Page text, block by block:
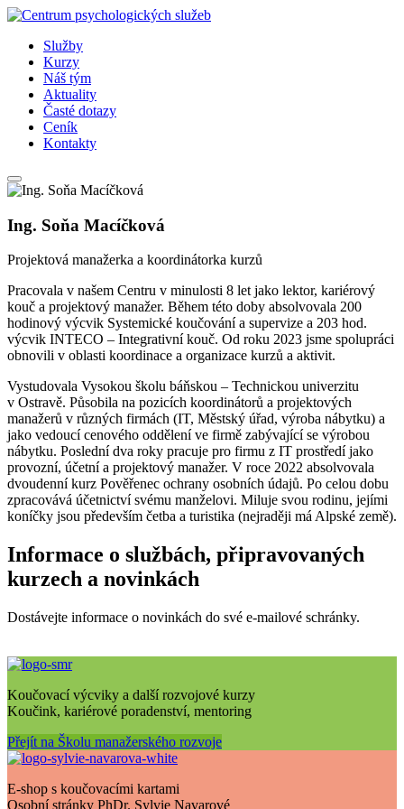
Služby
Kurzy
Náš tým
Aktuality
Časté dotazy
Ceník
Kontakty
Ing. Soňa Macíčková
Projektová manažerka a koordinátorka kurzů
Pracovala v našem Centru v minulosti 8 let jako lektor, kariérový
kouč a projektový manažer. Během této doby absolvovala 200
hodinový výcvik Systemické koučování a supervize a 203 hod.
výcvik INTECO – Integrativní kouč. Od roku 2023 jsme spolupráci
obnovili v oblasti koordinace a organizace kurzů a aktivit.
Vystudovala Vysokou školu báňskou – Technickou univerzitu
v Ostravě. Působila na pozicích koordinátorů a projektových
manažerů v různých firmách (IT, Městský úřad, výroba nábytku) a
jako vedoucí cenového oddělení ve firmě zabývající se výrobou
nábytku. Poslední dva roky pracuje pro firmu z IT prostředí jako
provozní, účetní a projektový manažer. V roce 2022 absolvovala
dvoudenní kurz Pověřenec ochrany osobních údajů. Po celou dobu
zpracovává účetnictví svému manželovi. Miluje svou rodinu, jejími
koníčky jsou především četba a turistika (nejraději má Alpské země).
Informace o službách, připravovaných
kurzech a novinkách
Dostávejte informace o novinkách do své e-mailové schránky.
Koučovací výcviky a další rozvojové kurzy
Koučink, kariérové poradenství, mentoring
Přejít na Školu manažerského rozvoje
E-shop s koučovacími kartami
Osobní stránky PhDr. Sylvie Navarové